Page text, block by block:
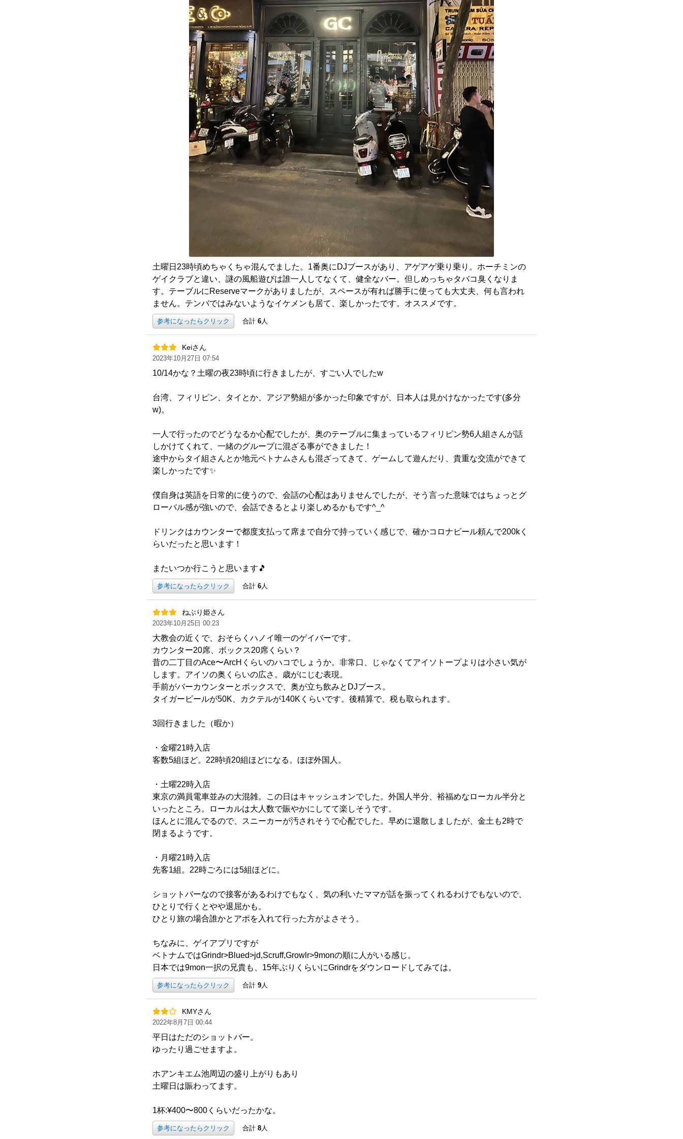
土曜日23時頃めちゃくちゃ混んでました。1番奥にDJブースがあり、アゲアゲ乗り乗り。ホーチミンの
ゲイクラブと違い、謎の風船遊びは誰一人してなくて、健全なバー。但しめっちゃタバコ臭くなりま
す。テーブルにReserveマークがありましたが、スペースが有れば勝手に使っても大丈夫、何も言われ
ません。テンバではみないようなイケメンも居て、楽しかったです。オススメです。
参考になったらクリック 合計 6人
Keiさん
2023年10月27日 07:54
10/14かな？土曜の夜23時頃に行きましたが、すごい人でしたw
台湾、フィリピン、タイとか、アジア勢組が多かった印象ですが、日本人は見かけなかったです(多分
w)。
一人で行ったのでどうなるか心配でしたが、奥のテーブルに集まっているフィリピン勢6人組さんが話
しかけてくれて、一緒のグループに混ざる事ができました！
途中からタイ組さんとか地元ベトナムさんも混ざってきて、ゲームして遊んだり、貴重な交流ができて
楽しかったです✨
僕自身は英語を日常的に使うので、会話の心配はありませんでしたが、そう言った意味ではちょっとグ
ローバル感が強いので、会話できるとより楽しめるかもです^_^
ドリンクはカウンターで都度支払って席まで自分で持っていく感じで、確かコロナビール頼んで200kく
らいだったと思います！
またいつか行こうと思います🎵
参考になったらクリック 合計 6人
ねぶり姫さん
2023年10月25日 00:23
大教会の近くで、おそらくハノイ唯一のゲイバーです。
カウンター20席、ボックス20席くらい？
昔の二丁目のAce〜ArcHくらいのハコでしょうか。非常口、じゃなくてアイソトープよりは小さい気が
します。アイソの奥くらいの広さ。歳がにじむ表現。
手前がバーカウンターとボックスで、奥が立ち飲みとDJブース。
タイガービールが50K、カクテルが140Kくらいです。後精算で、税も取られます。
3回行きました（暇か）
・金曜21時入店
客数5組ほど。22時頃20組ほどになる。ほぼ外国人。
・土曜22時入店
東京の満員電車並みの大混雑。この日はキャッシュオンでした。外国人半分、裕福めなローカル半分と
いったところ。ローカルは大人数で賑やかにしてて楽しそうです。
ほんとに混んでるので、スニーカーが汚されそうで心配でした。早めに退散しましたが、金土も2時で
閉まるようです。
・月曜21時入店
先客1組。22時ごろには5組ほどに。
ショットバーなので接客があるわけでもなく、気の利いたママが話を振ってくれるわけでもないので、
ひとりで行くとやや退屈かも。
ひとり旅の場合誰かとアポを入れて行った方がよさそう。
ちなみに、ゲイアプリですが
ベトナムではGrindr>Blued>jd,Scruff,Growlr>9monの順に人がいる感じ。
日本では9mon一択の兄貴も、15年ぶりくらいにGrindrをダウンロードしてみては。
参考になったらクリック 合計 9人
KMYさん
2022年8月7日 00:44
平日はただのショットバー。
ゆったり過ごせますよ。
ホアンキエム池周辺の盛り上がりもあり
土曜日は賑わってます。
1杯:¥400〜800くらいだったかな。
参考になったらクリック 合計 8人